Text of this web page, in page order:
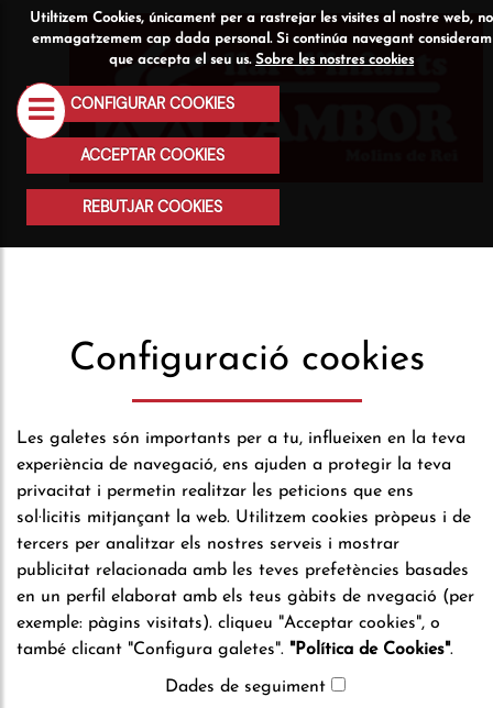
Utiltizem Cookies, únicament per a rastrejar les visites al nostre web, no
emmagatzemem cap dada personal. Si continúa navegant consideram
que accepta el seu us. Sobre les nostres cookies
CONFIGURAR COOKIES
ACCEPTAR COOKIES
REBUTJAR COOKIES
Qui
Serveis Activitats
Configuració cookies
Les galetes són importants per a tu, influeixen en la teva
experiència de navegació, ens ajuden a protegir la teva
privacitat i permetin realitzar les peticions que ens
sol·licitis mitjançant la web. Utilitzem cookies pròpeus i de
tercers per analitzar els nostres serveis i mostrar
publicitat relacionada amb les teves prefetències basades
en un perfil elaborat amb els teus gàbits de nvegació (per
exemple: pàgins visitats). cliqueu "Acceptar cookies", o
també clicant "Configura galetes". "Política de Cookies".
Dades de seguiment